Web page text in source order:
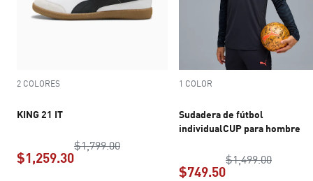
2 COLORES
KING 21 IT
$1,799.00precio original $1,799.00
$1,259.30
1 COLOR
Sudadera de fútbol
individualCUP para hombre
$1,499.00precio
$749.50